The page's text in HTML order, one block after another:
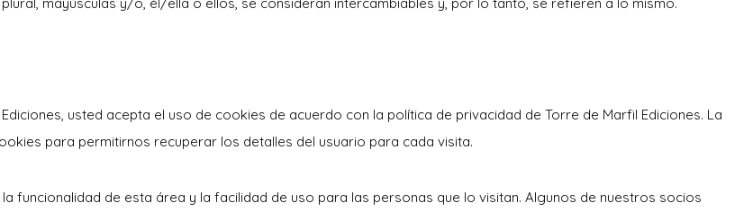
usted acepta el uso de cookies de acuerdo con la política de privacidad de Torre de Marfil Ediciones. La
para permitirnos recuperar los detalles del usuario para cada visita.
funcionalidad de esta área y la facilidad de uso para las personas que lo visitan. Algunos de nuestros socios